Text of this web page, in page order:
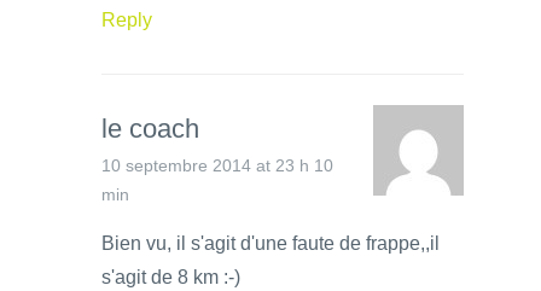
Reply
le coach
10 septembre 2014 at 23 h 10
min
Bien vu, il s'agit d'une faute de frappe,,il
s'agit de 8 km :-)